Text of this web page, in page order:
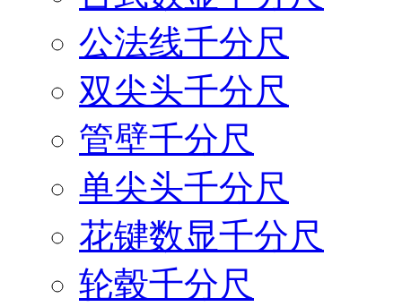
公法线千分尺
双尖头千分尺
管壁千分尺
单尖头千分尺
花键数显千分尺
轮毂千分尺